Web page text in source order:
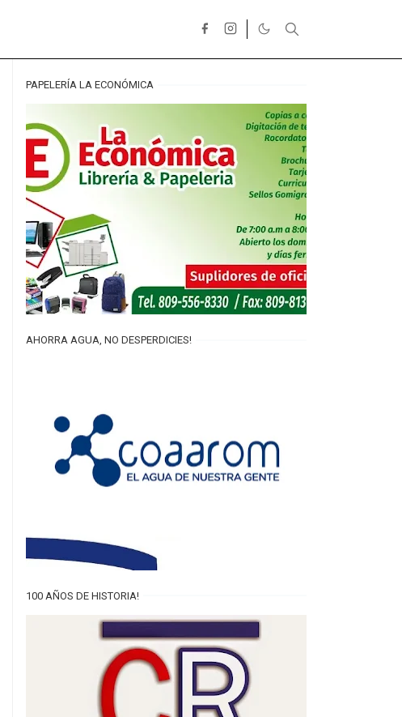
PAPELERÍA LA ECONÓMICA
AHORRA AGUA, NO DESPERDICIES!
100 AÑOS DE HISTORIA!